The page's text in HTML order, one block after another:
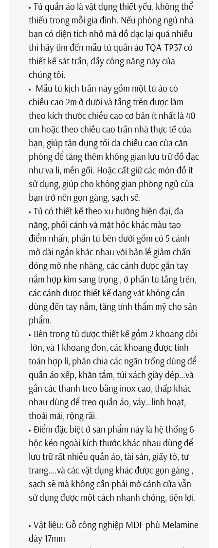
Tủ quần áo là vật dụng thiết yếu, không thể
thiếu trong mỗi gia đình. Nếu phòng ngủ nhà
bạn có diện tích nhỏ mà đồ đạc lại quá nhiều
thì hãy tìm đến mẫu tủ quần áo TQA-TP37 có
thiết kế sát trần, đầy công năng này của
chúng tôi.
Mẫu tủ kịch trần này gồm một tủ áo có
chiều cao 2m ở dưới và tầng trên được làm
theo kích thước chiều cao cơ bản ít nhất là 40
cm hoặc theo chiều cao trần nhà thực tế của
bạn, giúp tận dụng tối đa chiều cao của căn
phòng để tăng thêm không gian lưu trữ đồ đạc
như va li, mền gối. Hoặc cất giữ các món đồ ít
sử dụng, giúp cho không gian phòng ngủ của
bạn trở nên gọn gàng, sạch sẽ.
Tủ có thiết kế theo xu hướng hiện đại, đa
năng, phối cánh và mặt hộc khác màu tạo
điểm nhấn, phần tủ bên dưới gồm có 5 cánh
mở dài ngắn khác nhau với bản lề giảm chấn
đóng mở nhẹ nhàng, các cánh được gắn tay
nắm hợp kim sang trọng , ở phần tủ tầng trên,
các cánh được thiết kế dạng vát không cần
dùng đến tay nắm, tăng tính thẩm mỹ cho sản
phẩm.
Bên trong tủ được thiết kế gồm 2 khoang đôi
lớn, và 1 khoang đơn, các khoang được tính
toán hợp lí, phân chia các ngăn trống dùng để
quần áo xếp, khăn tắm, túi xách giày dép…và
gắn các thanh treo bằng inox cao, thấp khác
nhau dùng để treo quần áo, váy…linh hoạt,
thoải mái, rộng rãi.
Điểm đặc biệt ở sản phẩm này là hệ thống 6
hộc kéo ngoài kích thước khác nhau dùng để
lưu trữ rất nhiều quần áo, tài sản, giấy tờ, tư
trang….và các vật dụng khác được gọn gàng ,
sạch sẽ mà không cần phải mở cánh cửa vẫn
sử dụng được một cách nhanh chóng, tiện lợi.
Vật liệu: Gỗ công nghiệp MDF phủ Melamine
dày 17mm